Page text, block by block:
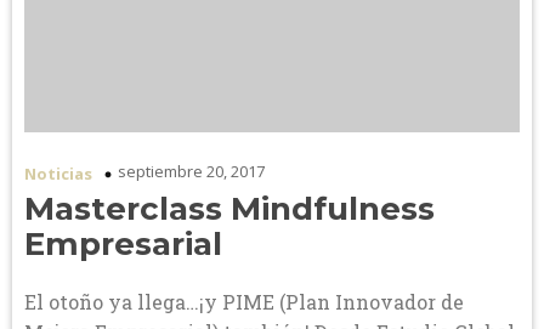
Noticias septiembre 20, 2017
Masterclass Mindfulness
Empresarial
El otoño ya llega…¡y PIME (Plan Innovador de